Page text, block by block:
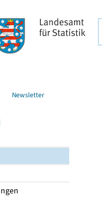
Newsletter